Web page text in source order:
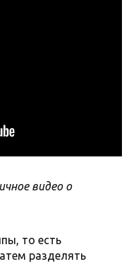
видео о
то есть
разделять